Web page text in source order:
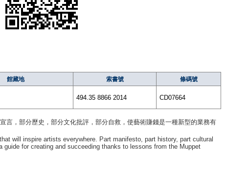
館藏地 索書號 條碼號
494.35 8866 2014 CD07664
言，部分歷史，部分文化批評，部分自救，使藝術賺錢是一種新型的業務有
will inspire artists everywhere. Part manifesto, part history, part cultural
for creating and succeeding thanks to lessons from the Muppet